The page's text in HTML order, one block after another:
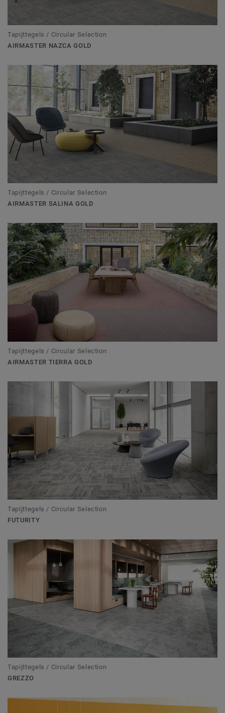
Tapijttegels / Circular Selection
AIRMASTER NAZCA GOLD
Tapijttegels / Circular Selection
AIRMASTER SALINA GOLD
Tapijttegels / Circular Selection
AIRMASTER TIERRA GOLD
Tapijttegels / Circular Selection
FUTURITY
Tapijttegels / Circular Selection
GREZZO